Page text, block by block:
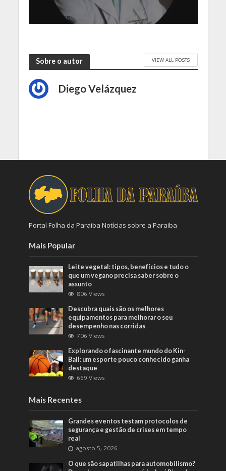
Sobre o autor VIEW ALL POSTS
Diego Velázquez
Portal Folha da Paraiba Notícias sobre a Paraiba
Mais Popular
Leite vegetal: tipos, benefícios e tudo o
que um vegano precisa saber sobre o
assunto
806 Views
Descubra quais são os melhores
equipamentos para melhorar o seu
desempenho nas corridas
706 Views
Explorando o fascinante mundo do Kin-
Ball: um esporte pouco conhecido ganha
destaque
669 Views
Mais Recentes
Grandes eventos testam protocolos de
segurança e gestão de crises em tempo
real
agosto 5, 2026
O que são sapatilhas para automobilismo?